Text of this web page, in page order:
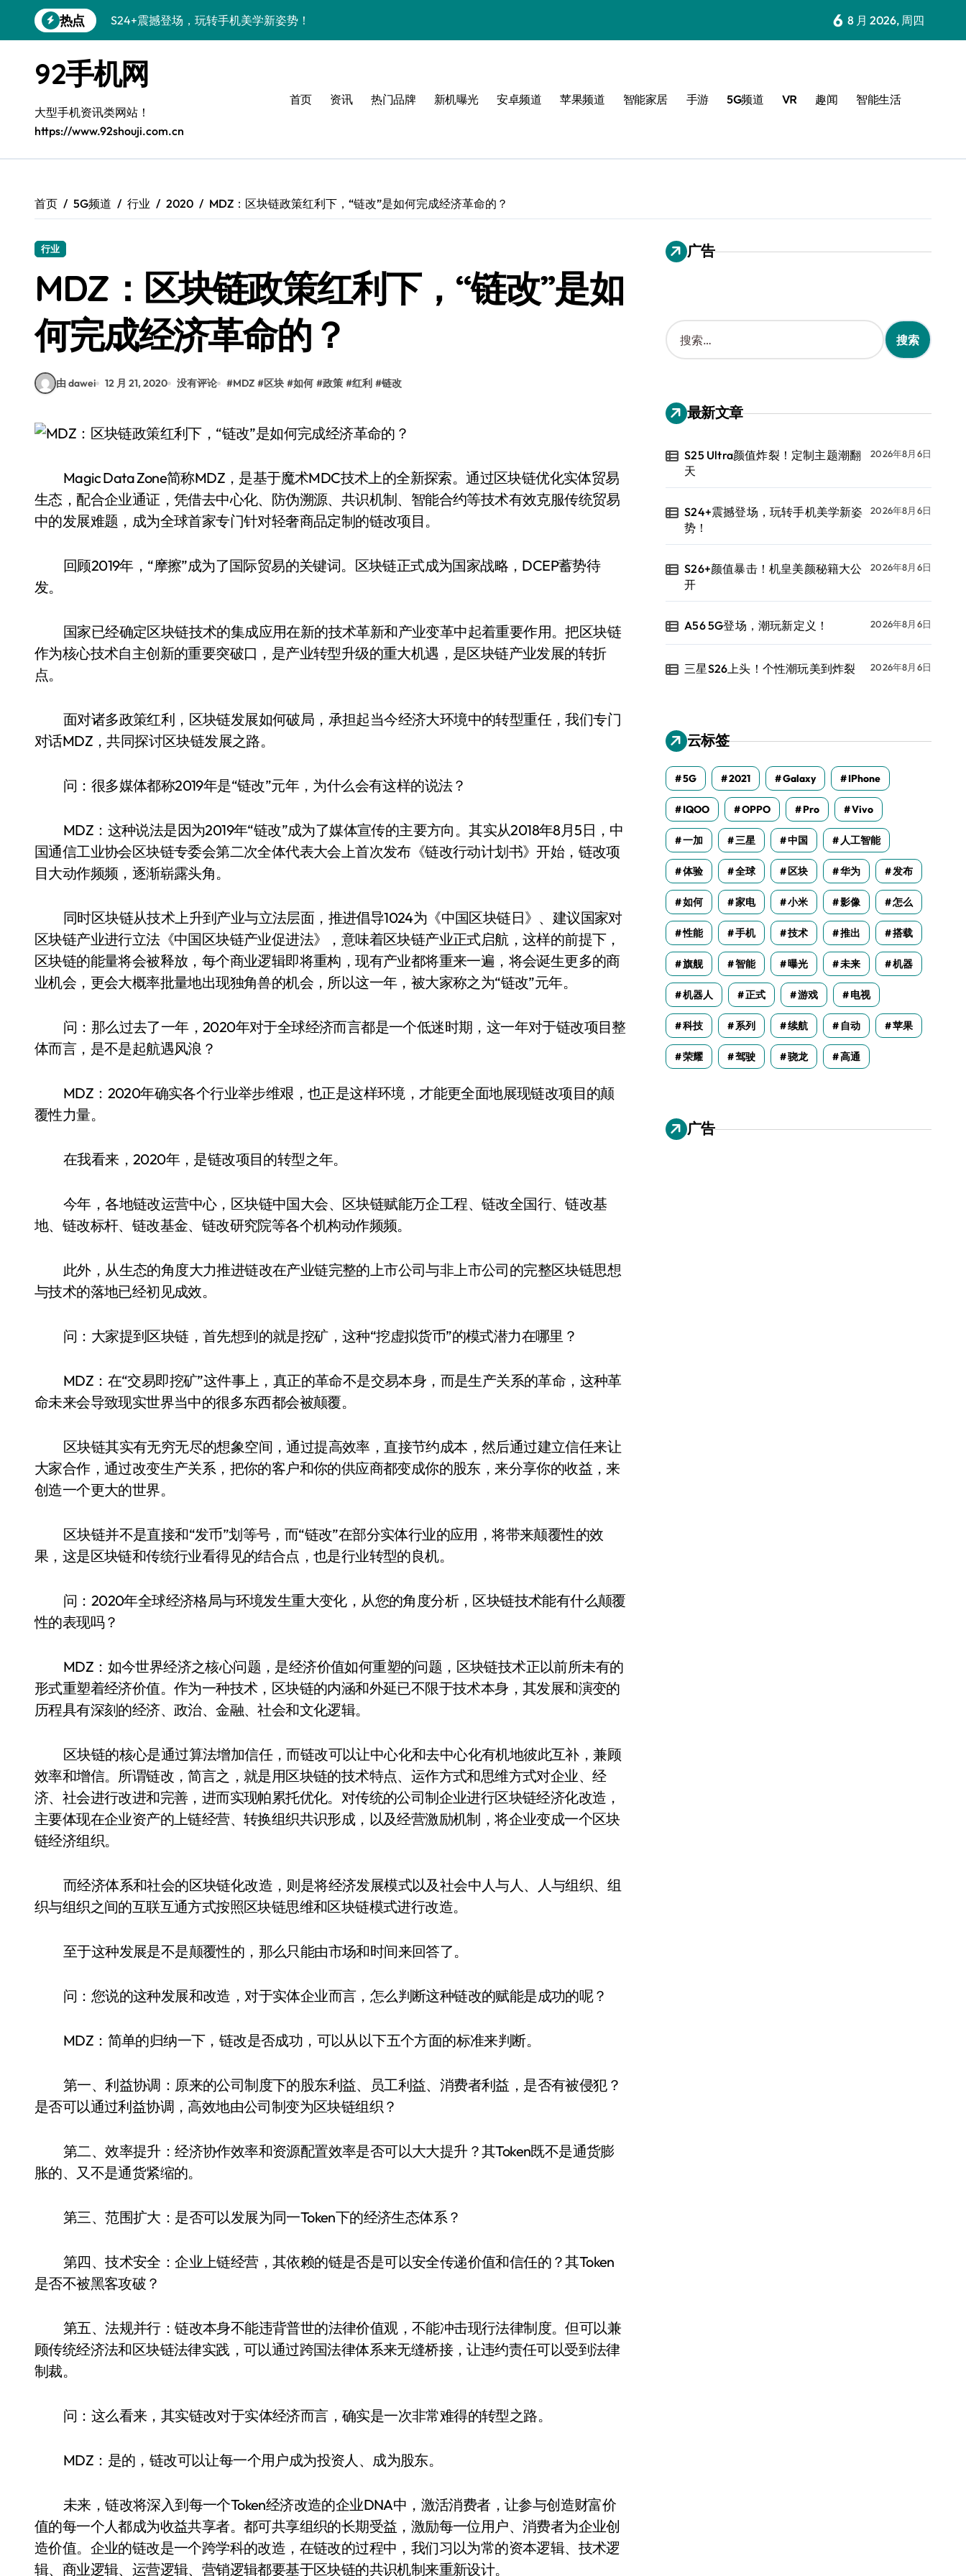
到
热点
S24+震撼登场，玩转手机美学新姿势！
A56 5G登场，潮玩新定义！
三星S26上头！个性潮玩美到炸裂
S25潮改指南：个性定制，酷到没朋友！
Galaxy C55 5G潮定新定义
Galaxy Z Flip6：折叠潮流，秒杀全场
S25 Ultra颜值炸裂！定制主题潮翻天
6 8 月 2026, 周四
92手机网
大型手机资讯类网站！
https://www.92shouji.com.cn
首页 资讯 热门品牌 新机曝光 安卓频道 苹果频道 智能家居 手游 5G频道 VR 趣闻 智能生活
首页 5G频道 行业 2020 MDZ：区块链政策红利下，“链改”是如何完成经济革命的？
行业
MDZ：区块链政策红利下，“链改”是如
何完成经济革命的？
由 dawei 12 月 21, 2020 没有评论 #MDZ #区块 #如何 #政策 #红利 #链改
Magic Data Zone简称MDZ，是基于魔术MDC技术上的全新探索。通过区块链优化实体贸易
生态，配合企业通证，凭借去中心化、防伪溯源、共识机制、智能合约等技术有效克服传统贸易
中的发展难题，成为全球首家专门针对轻奢商品定制的链改项目。
回顾2019年，“摩擦”成为了国际贸易的关键词。区块链正式成为国家战略，DCEP蓄势待
发。
国家已经确定区块链技术的集成应用在新的技术革新和产业变革中起着重要作用。把区块链
作为核心技术自主创新的重要突破口，是产业转型升级的重大机遇，是区块链产业发展的转折
点。
面对诸多政策红利，区块链发展如何破局，承担起当今经济大环境中的转型重任，我们专门
对话MDZ，共同探讨区块链发展之路。
问：很多媒体都称2019年是“链改”元年，为什么会有这样的说法？
MDZ：这种说法是因为2019年“链改”成为了媒体宣传的主要方向。其实从2018年8月5日，中
国通信工业协会区块链专委会第二次全体代表大会上首次发布《链改行动计划书》开始，链改项
目大动作频频，逐渐崭露头角。
同时区块链从技术上升到产业与立法层面，推进倡导1024为《中国区块链日》、建议国家对
区块链产业进行立法《中国区块链产业促进法》，意味着区块链产业正式启航，这样的前提下，
区块链的能量将会被释放，每个商业逻辑即将重构，现有产业都将重来一遍，将会诞生更多的商
业机会，更会大概率批量地出现独角兽的机会，所以这一年，被大家称之为“链改”元年。
问：那么过去了一年，2020年对于全球经济而言都是一个低迷时期，这一年对于链改项目整
体而言，是不是起航遇风浪？
MDZ：2020年确实各个行业举步维艰，也正是这样环境，才能更全面地展现链改项目的颠
覆性力量。
在我看来，2020年，是链改项目的转型之年。
今年，各地链改运营中心，区块链中国大会、区块链赋能万企工程、链改全国行、链改基
地、链改标杆、链改基金、链改研究院等各个机构动作频频。
此外，从生态的角度大力推进链改在产业链完整的上市公司与非上市公司的完整区块链思想
与技术的落地已经初见成效。
问：大家提到区块链，首先想到的就是挖矿，这种“挖虚拟货币”的模式潜力在哪里？
MDZ：在“交易即挖矿”这件事上，真正的革命不是交易本身，而是生产关系的革命，这种革
命未来会导致现实世界当中的很多东西都会被颠覆。
区块链其实有无穷无尽的想象空间，通过提高效率，直接节约成本，然后通过建立信任来让
大家合作，通过改变生产关系，把你的客户和你的供应商都变成你的股东，来分享你的收益，来
创造一个更大的世界。
区块链并不是直接和“发币”划等号，而“链改”在部分实体行业的应用，将带来颠覆性的效
果，这是区块链和传统行业看得见的结合点，也是行业转型的良机。
问：2020年全球经济格局与环境发生重大变化，从您的角度分析，区块链技术能有什么颠覆
性的表现吗？
MDZ：如今世界经济之核心问题，是经济价值如何重塑的问题，区块链技术正以前所未有的
形式重塑着经济价值。作为一种技术，区块链的内涵和外延已不限于技术本身，其发展和演变的
历程具有深刻的经济、政治、金融、社会和文化逻辑。
区块链的核心是通过算法增加信任，而链改可以让中心化和去中心化有机地彼此互补，兼顾
效率和增信。所谓链改，简言之，就是用区块链的技术特点、运作方式和思维方式对企业、经
济、社会进行改进和完善，进而实现帕累托优化。对传统的公司制企业进行区块链经济化改造，
主要体现在企业资产的上链经营、转换组织共识形成，以及经营激励机制，将企业变成一个区块
链经济组织。
而经济体系和社会的区块链化改造，则是将经济发展模式以及社会中人与人、人与组织、组
织与组织之间的互联互通方式按照区块链思维和区块链模式进行改造。
至于这种发展是不是颠覆性的，那么只能由市场和时间来回答了。
问：您说的这种发展和改造，对于实体企业而言，怎么判断这种链改的赋能是成功的呢？
MDZ：简单的归纳一下，链改是否成功，可以从以下五个方面的标准来判断。
第一、利益协调：原来的公司制度下的股东利益、员工利益、消费者利益，是否有被侵犯？
是否可以通过利益协调，高效地由公司制变为区块链组织？
第二、效率提升：经济协作效率和资源配置效率是否可以大大提升？其Token既不是通货膨
胀的、又不是通货紧缩的。
第三、范围扩大：是否可以发展为同一Token下的经济生态体系？
第四、技术安全：企业上链经营，其依赖的链是否是可以安全传递价值和信任的？其Token
是否不被黑客攻破？
第五、法规并行：链改本身不能违背普世的法律价值观，不能冲击现行法律制度。但可以兼
顾传统经济法和区块链法律实践，可以通过跨国法律体系来无缝桥接，让违约责任可以受到法律
制裁。
问：这么看来，其实链改对于实体经济而言，确实是一次非常难得的转型之路。
MDZ：是的，链改可以让每一个用户成为投资人、成为股东。
未来，链改将深入到每一个Token经济改造的企业DNA中，激活消费者，让参与创造财富价
值的每一个人都成为收益共享者。都可共享组织的长期受益，激励每一位用户、消费者为企业创
造价值。企业的链改是一个跨学科的改造，在链改的过程中，我们习以为常的资本逻辑、技术逻
辑、商业逻辑、运营逻辑、营销逻辑都要基于区块链的共识机制来重新设计。
广告
搜
索
：
最新文章
S25 Ultra颜值炸裂！定制主题潮翻
天
2026年8月6日
S24+震撼登场，玩转手机美学新姿
势！
2026年8月6日
S26+颜值暴击！机皇美颜秘籍大公
开
2026年8月6日
A56 5G登场，潮玩新定义！ 2026年8月6日
三星S26上头！个性潮玩美到炸裂 2026年8月6日
云标签
5G 2021 Galaxy IPhone
IQOO OPPO Pro Vivo
一加 三星 中国 人工智能
体验 全球 区块 华为 发布
如何 家电 小米 影像 怎么
性能 手机 技术 推出 搭载
旗舰 智能 曝光 未来 机器
机器人 正式 游戏 电视
科技 系列 续航 自动 苹果
荣耀 驾驶 骁龙 高通
广告